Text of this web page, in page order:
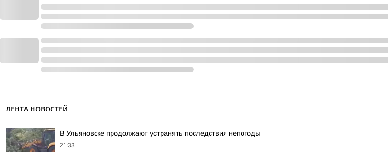
ЛЕНТА НОВОСТЕЙ
В Ульяновске продолжают устранять последствия непогоды
21:33